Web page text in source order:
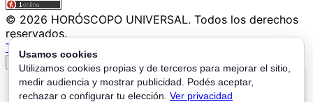
© 2026 HORÓSCOPO UNIVERSAL. Todos los derechos
reservados.
TU LECTURA AQUI
Política de Privacidad
Configurar
Usamos cookies
Utilizamos cookies propias y de terceros para mejorar el sitio,
medir audiencia y mostrar publicidad. Podés aceptar,
rechazar o configurar tu elección. Ver privacidad